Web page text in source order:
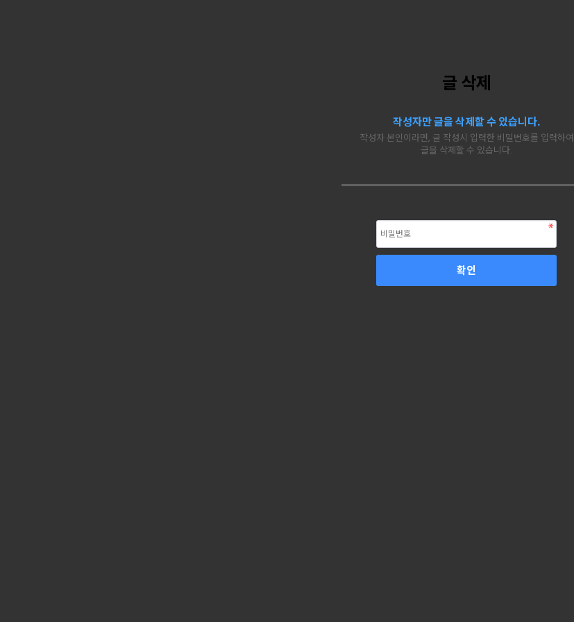
글 삭제
작성자만 글을 삭제할 수 있습니다.
작성자 본인이라면, 글 작성시 입력한 비밀번호를 입력하여
글을 삭제할 수 있습니다.